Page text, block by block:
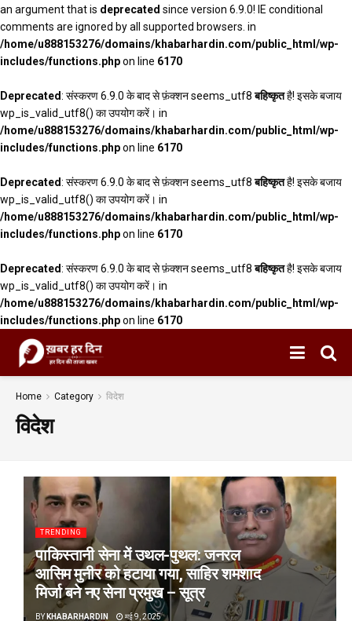
an argument that is deprecated since version 6.9.0! IE conditional
comments are ignored by all supported browsers. in
/home/u888153276/domains/khabarhardin.com/public_html/wp-
includes/functions.phpon line 6170
Deprecated: संस्करण 6.9.0 के बाद से फ़ंक्शन seems_utf8बहिष्कृतहै! इसके बजाय
wp_is_valid_utf8() का उपयोग करें। in
/home/u888153276/domains/khabarhardin.com/public_html/wp-
includes/functions.phpon line 6170
Deprecated: संस्करण 6.9.0 के बाद से फ़ंक्शन seems_utf8बहिष्कृतहै! इसके बजाय
wp_is_valid_utf8() का उपयोग करें। in
/home/u888153276/domains/khabarhardin.com/public_html/wp-
includes/functions.phpon line 6170
Deprecated: संस्करण 6.9.0 के बाद से फ़ंक्शन seems_utf8बहिष्कृतहै! इसके बजाय
wp_is_valid_utf8() का उपयोग करें। in
/home/u888153276/domains/khabarhardin.com/public_html/wp-
includes/functions.phpon line 6170
Home Category विदेश
विदेश
TRENDING
पाकिस्तानी सेना में उथल-पुथल: जनरल
आसिम मुनीर को हटाया गया, साहिर शमशाद
मिर्जा बने नए सेना प्रमुख – सूत्र
BY KHABARHARDIN मई 9, 2025